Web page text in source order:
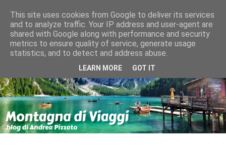
This site uses cookies from Google to deliver its services
and to analyze traffic. Your IP address and user-agent are
shared with Google along with performance and security
metrics to ensure quality of service, generate usage
statistics, and to detect and address abuse.
LEARN MORE GOT IT